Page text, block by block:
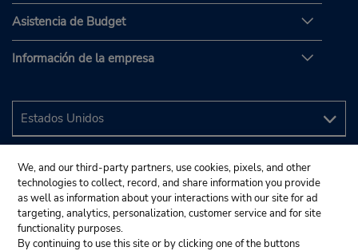
Asistencia de Budget
Información de la empresa
We, and our third-party partners, use cookies, pixels, and other
technologies to collect, record, and share information you provide
as well as information about your interactions with our site for ad
targeting, analytics, personalization, customer service and for site
functionality purposes.
By continuing to use this site or by clicking one of the buttons